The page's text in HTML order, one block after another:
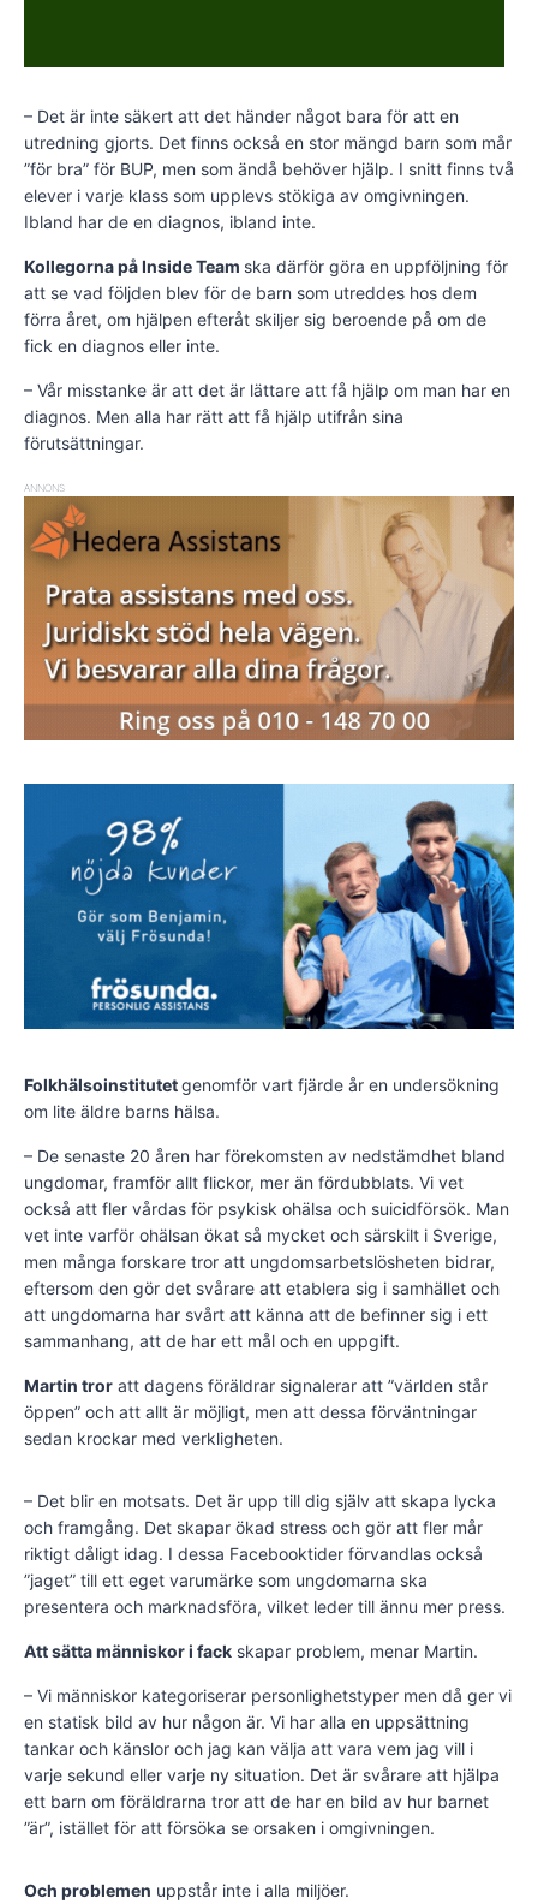
– Det är inte säkert att det händer något bara för att en
utredning gjorts. Det finns också en stor mängd barn som mår
”för bra” för BUP, men som ändå behöver hjälp. I snitt finns två
elever i varje klass som upplevs stökiga av omgivningen.
Ibland har de en diagnos, ibland inte.
Kollegorna på Inside Team ska därför göra en uppföljning för
att se vad följden blev för de barn som utreddes hos dem
förra året, om hjälpen efteråt skiljer sig beroende på om de
fick en diagnos eller inte.
– Vår misstanke är att det är lättare att få hjälp om man har en
diagnos. Men alla har rätt att få hjälp utifrån sina
förutsättningar.
ANNONS
Folkhälsoinstitutetgenomför vart fjärde år en undersökning
om lite äldre barns hälsa.
– De senaste 20 åren har förekomsten av nedstämdhet bland
ungdomar, framför allt flickor, mer än fördubblats. Vi vet
också att fler vårdas för psykisk ohälsa och suicidförsök. Man
vet inte varför ohälsan ökat så mycket och särskilt i Sverige,
men många forskare tror att ungdomsarbetslösheten bidrar,
eftersom den gör det svårare att etablera sig i samhället och
att ungdomarna har svårt att känna att de befinner sig i ett
sammanhang, att de har ett mål och en uppgift.
Martin tror att dagens föräldrar signalerar att ”världen står
öppen” och att allt är möjligt, men att dessa förväntningar
sedan krockar med verkligheten.
– Det blir en motsats. Det är upp till dig själv att skapa lycka
och framgång. Det skapar ökad stress och gör att fler mår
riktigt dåligt idag. I dessa Facebooktider förvandlas också
”jaget” till ett eget varumärke som ungdomarna ska
presentera och marknadsföra, vilket leder till ännu mer press.
Att sätta människor i fack skapar problem, menar Martin.
– Vi människor kategoriserar personlighetstyper men då ger vi
en statisk bild av hur någon är. Vi har alla en uppsättning
tankar och känslor och jag kan välja att vara vem jag vill i
varje sekund eller varje ny situation. Det är svårare att hjälpa
ett barn om föräldrarna tror att de har en bild av hur barnet
”är”, istället för att försöka se orsaken i omgivningen.
Och problemen uppstår inte i alla miljöer.